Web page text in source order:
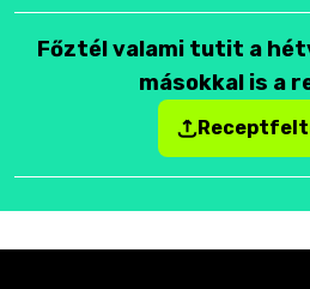
Főztél valami tutit a
másokkal is a